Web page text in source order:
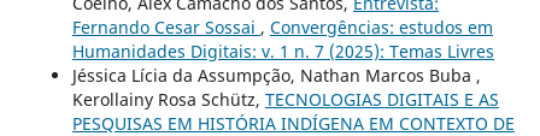
Fernando Cesar Sossai , Convergências: estudos em
Humanidades Digitais: v. 1 n. 7 (2025): Temas Livres
Jéssica Lícia da Assumpção, Nathan Marcos Buba ,
Kerollainy Rosa Schütz, TECNOLOGIAS DIGITAIS E AS
PESQUISAS EM HISTÓRIA INDÍGENA EM CONTEXTO DE